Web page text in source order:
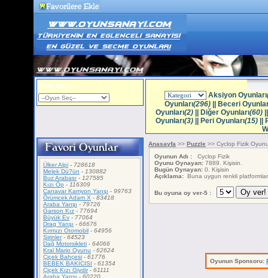
Hızlı Menü
Aksiyon Oyunları
Oyunları(296)||
Beceri
Oyunları(2) Diğer Oyunları(60)
Oyunları(3) Peri Oyunları(15)
Ülker Alpi - 728618
Melek Dü?ün - 130882
Buz Arabası - 127585
Kızı Öp - 116309
Canavar Kamyon Yarışı - 99763
Örümcek Adam X - 83418
Araba Yarışı - 79726
Garson Kız - 77694
Büyük Ev - 77064
Drag Yarışı - 66676
Kırmızı Otomobil - 64956
Şirinler- 64523
Dağ Motorsikleti - 64066
Kral Mario Oyunu - 62624
Çiçek Bahçesi - 61776
BEBEK BAKICISI - 61354
Çiçek Kızı Giydir- 61111
Araba Yarışı - 60220
Anasayfa >> Puzzle >> Cyclop Fizik
Oyunun Adı : Cyclop Fizik
Oyunu Oynayan: 7889. Kişisin.
Bugün Oynayan: 0. Kişisin
Açıklama: Buna uygun renkli platformlar
Bu oyuna oy ver-5 :
Oyunun Sponsoru: